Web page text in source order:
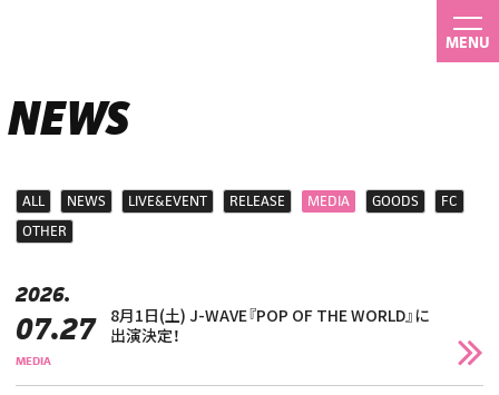
MENU
NEWS
ALL NEWS LIVE&EVENT RELEASE MEDIA GOODS
FC
OTHER
2026.
07.27
MEDIA
8月1日(土) J-WAVE『POP OF THE WORLD』に
出演決定！